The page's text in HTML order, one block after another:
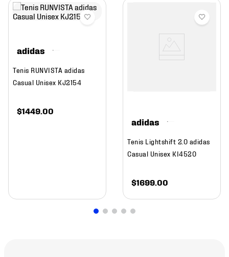
adidas
Tenis RUNVISTA adidas
Casual Unisex KJ2154
$1449.00
adidas
Tenis Lightshift 2.0 adidas
Casual Unisex KI4520
$1699.00